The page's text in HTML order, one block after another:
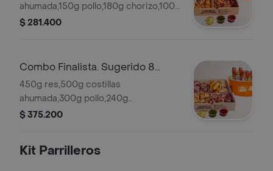
ahumada,150g pollo,180g chorizo,100g
chicharrón criolla, arepas, plátano
$ 281.400
Combo Finalista. Sugerido 8
personas.
450g res,500g costillas
ahumada,300g pollo,240g
chorizo,200g chicharron,papa
cervezas
$ 375.200
Kit Parrilleros